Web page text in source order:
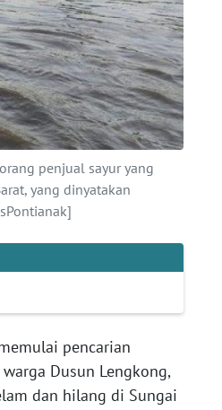
penjual sayur yang
yang dinyatakan
pencarian
Dusun Lengkong,
dan hilang di Sungai